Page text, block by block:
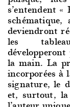
s’entendent «
deviendront
les
la main. La
incorporées à
signature, le
et, surtout, la